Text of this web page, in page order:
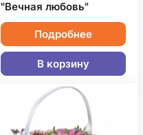
"Вечная любовь"
Подробнее
В корзину